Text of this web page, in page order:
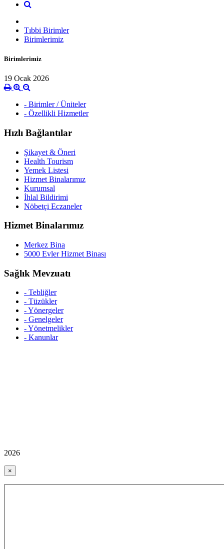
Tıbbi Birimler
Birimlerimiz
Birimlerimiz
19 Ocak 2026
- Birimler / Üniteler
- Özellikli Hizmetler
Hızlı Bağlantılar
Şikayet & Öneri
Health Tourism
Yemek Listesi
Hizmet Binalarımız
Kurumsal
İhlal Bildirimi
Nöbetçi Eczaneler
Hizmet Binalarımız
Merkez Bina
5000 Evler Hizmet Binası
Sağlık Mevzuatı
- Tebliğler
- Tüzükler
- Yönergeler
- Genelgeler
- Yönetmelikler
- Kanunlar
2026
×